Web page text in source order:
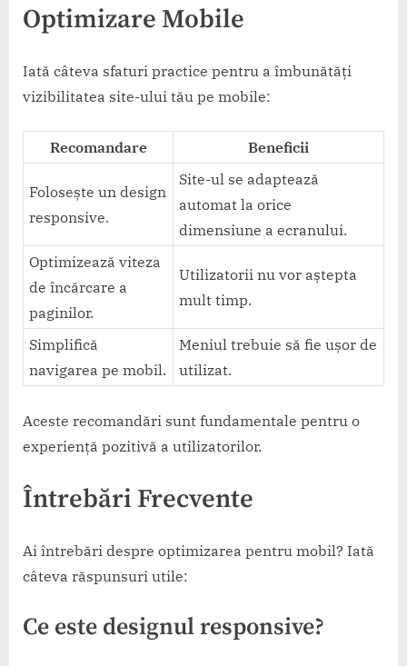
Optimizare Mobile
Iată câteva sfaturi practice pentru a îmbunătăți
vizibilitatea site-ului tău pe mobile:
Recomandare Beneficii
Folosește un design
responsive.
Site-ul se adaptează
automat la orice
dimensiune a ecranului.
Optimizează viteza
de încărcare a
paginilor.
Utilizatorii nu vor aștepta
mult timp.
Simplifică
navigarea pe mobil.
Meniul trebuie să fie ușor de
utilizat.
Aceste recomandări sunt fundamentale pentru o
experiență pozitivă a utilizatorilor.
Întrebări Frecvente
Ai întrebări despre optimizarea pentru mobil? Iată
câteva răspunsuri utile:
Ce este designul responsive?